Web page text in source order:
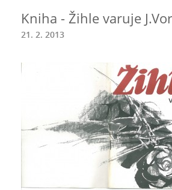
Kniha - Žihle varuje
21. 2. 2013